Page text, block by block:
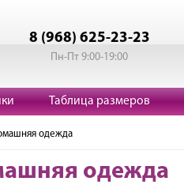
8 (968) 625-23-23
Пн-Пт 9:00-19:00
Таблица размеров
одежда
одежда